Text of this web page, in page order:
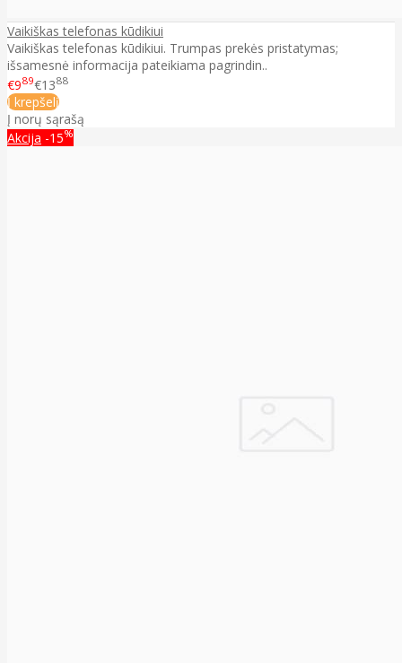
Vaikiškas telefonas kūdikiui
Vaikiškas telefonas kūdikiui. Trumpas prekės pristatymas;
išsamesnė informacija pateikiama pagrindin..
€989€1388
Į krepšelį
Į norų sąrašą
Akcija -15%